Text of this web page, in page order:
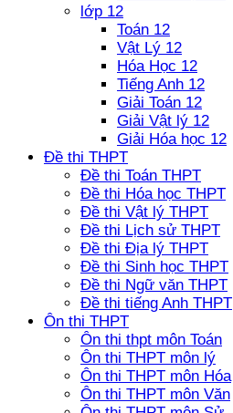
lớp 12
Toán 12
Vật Lý 12
Hóa Học 12
Tiếng Anh 12
Giải Toán 12
Giải Vật lý 12
Giải Hóa học 12
Đề thi THPT
Đề thi Toán THPT
Đề thi Hóa học THPT
Đề thi Vật lý THPT
Đề thi Lịch sử THPT
Đề thi Địa lý THPT
Đề thi Sinh học THPT
Đề thi Ngữ văn THPT
Đề thi tiếng Anh THPT
Ôn thi THPT
Ôn thi thpt môn Toán
Ôn thi THPT môn lý
Ôn thi THPT môn Hóa
Ôn thi THPT môn Văn